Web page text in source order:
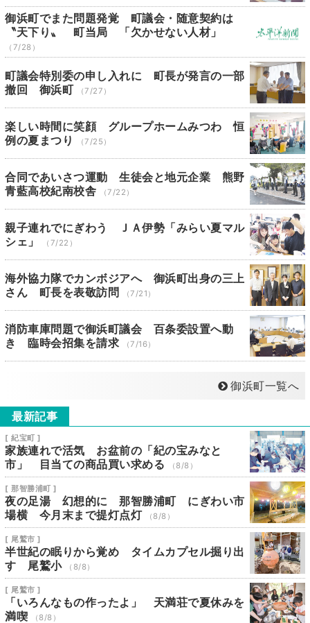
御浜町でまた問題発覚 町議会・随意契約は
〝天下り〟 町当局 「欠かせない人材」
（7/28）
町議会特別委の申し入れに 町長が発言の一部
撤回 御浜町
（7/27）
楽しい時間に笑顔 グループホームみつわ 恒
例の夏まつり
（7/25）
合同であいさつ運動 生徒会と地元企業 熊野
青藍高校紀南校舎
（7/22）
親子連れでにぎわう ＪＡ伊勢「みらい夏マル
シェ」
（7/22）
海外協力隊でカンボジアへ 御浜町出身の三上
さん 町長を表敬訪問
（7/21）
消防車庫問題で御浜町議会 百条委設置へ動
き 臨時会招集を請求
（7/16）
御浜町一覧へ
最新記事
[ 紀宝町 ]
家族連れで活気 お盆前の「紀の宝みなと
市」 目当ての商品買い求める
（8/8）
[ 那智勝浦町 ]
夜の足湯 幻想的に 那智勝浦町 にぎわい市
場横 今月末まで提灯点灯
（8/8）
[ 尾鷲市 ]
半世紀の眠りから覚め タイムカプセル掘り出
す 尾鷲小
（8/8）
[ 尾鷲市 ]
「いろんなもの作ったよ」 天満荘で夏休みを
満喫
（8/8）